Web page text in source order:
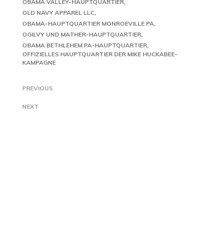
OBAMA VALLEY-HAUPTQUARTIER
OLD NAVY APPAREL LLC
OBAMA-HAUPTQUARTIER MONROEVILLE PA
OGILVY UND MATHER-HAUPTQUARTIER
OBAMA BETHLEHEM PA-HAUPTQUARTIER
OFFIZIELLES HAUPTQUARTIER DER MIKE HUCKABEE-
KAMPAGNE
PREVIOUS
NEXT